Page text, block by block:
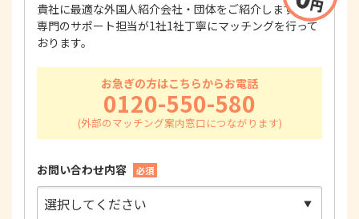
貴社に最適な外国人紹介会社・団体をご紹介します！
専門のサポート担当が1社1社丁寧にマッチングを行って
おります。
お急ぎの方はこちらからお電話
0120-550-580
お問い合わせ内容 必須